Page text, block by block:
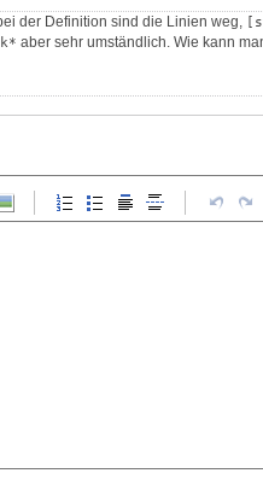
der Definition sind die Linien weg,
aber sehr umständlich. Wie kann